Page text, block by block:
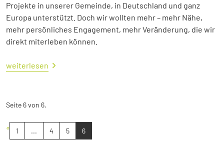
Projekte in unserer Gemeinde, in Deutschland und ganz
Europa unterstützt. Doch wir wollten mehr – mehr Nähe,
mehr persönliches Engagement, mehr Veränderung, die wir
direkt miterleben können.
weiterlesen
Seite 6 von 6.
« 1 ... 4 5 6